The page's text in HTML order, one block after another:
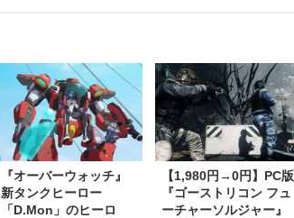
『オーバーウォッチ』
新タンクヒーロー
「D.Mon」のヒーロ
【1,980円→0円】PC版
『ゴーストリコン フュ
ーチャーソルジャー』